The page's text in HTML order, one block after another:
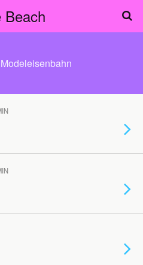
Beach
Modeleisenbahn